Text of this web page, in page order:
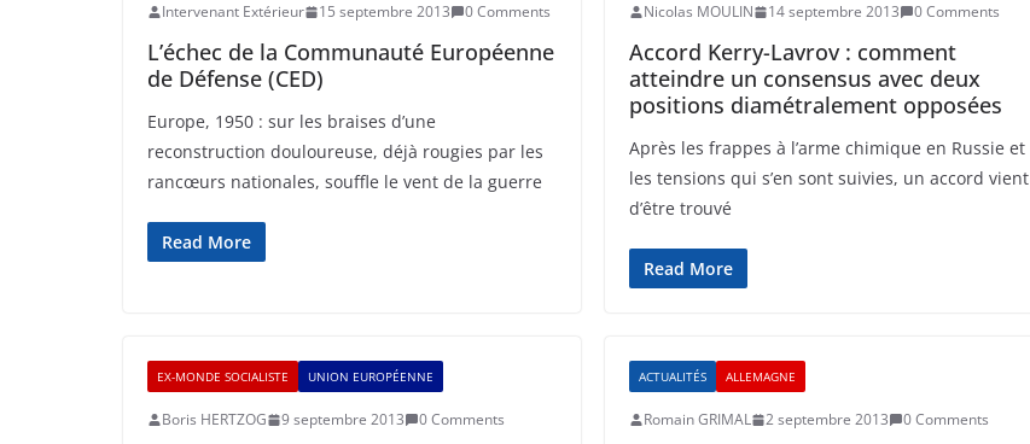
Intervenant Extérieur 15 septembre 2013 0 Comments
L’échec de la Communauté Européenne
de Défense (CED)
Europe, 1950 : sur les braises d’une
reconstruction douloureuse, déjà rougies par les
rancœurs nationales, souffle le vent de la guerre
Read More
Nicolas MOULIN 14 septembre 2013 0 Comments
Accord Kerry-Lavrov : comment
atteindre un consensus avec deux
positions diamétralement opposées
Après les frappes à l’arme chimique en Russie et
les tensions qui s’en sont suivies, un accord vient
d’être trouvé
Read More
EX-MONDE SOCIALISTE UNION EUROPÉENNE
Boris HERTZOG 9 septembre 2013 0 Comments
ACTUALITÉS ALLEMAGNE
Romain GRIMAL 2 septembre 2013 0 Comments